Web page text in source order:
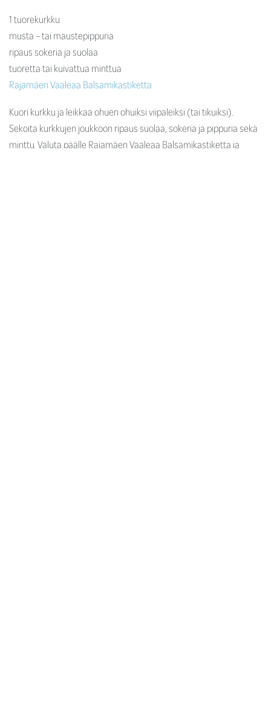
1 tuorekurkku
musta – tai maustepippuria
ripaus sokeria ja suolaa
tuoretta tai kuivattua minttua
Rajamäen Vaaleaa Balsamikastiketta
Kuori kurkku ja leikkaa ohuen ohuiksi viipaleiksi (tai tikuiksi).
Sekoita kurkkujen joukkoon ripaus suolaa, sokeria ja pippuria sekä
minttu. Valuta päälle Rajamäen Vaaleaa Balsamikastiketta ja